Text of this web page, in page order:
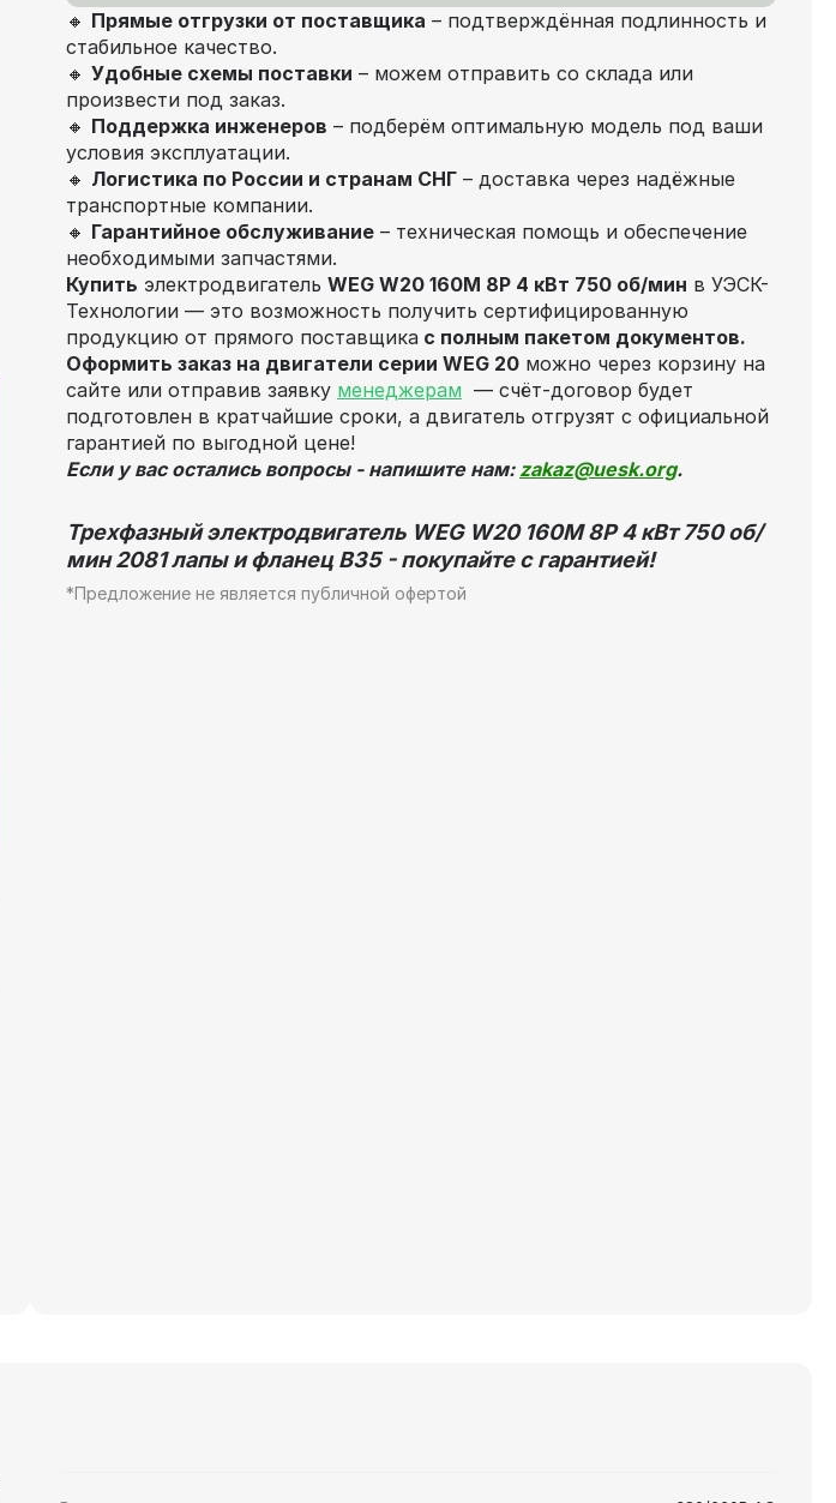
🔸 Прямые отгрузки от поставщика – подтверждённая подлинность и
стабильное качество.
🔸 Удобные схемы поставки – можем отправить со склада или
произвести под заказ.
🔸 Поддержка инженеров – подберём оптимальную модель под ваши
условия эксплуатации.
🔸 Логистика по России и странам СНГ – доставка через надёжные
транспортные компании.
🔸 Гарантийное обслуживание – техническая помощь и обеспечение
необходимыми запчастями.
Купить электродвигатель WEG W20 160M 8P 4 кВт 750 об/мин в УЭСК-
Технологии — это возможность получить сертифицированную
продукцию от прямого поставщика с полным пакетом документов.
Оформить заказ на двигатели серии WEG 20 можно через корзину на
сайте или отправив заявку менеджерам — счёт‑договор будет
подготовлен в кратчайшие сроки, а двигатель отгрузят с официальной
гарантией по выгодной цене!
Если у вас остались вопросы - напишите нам: zakaz@uesk.org.
Трехфазный электродвигатель WEG W20 160M 8P 4 кВт 750 об/
мин 2081 лапы и фланец В35 - покупайте с гарантией!
*Предложение не является публичной офертой